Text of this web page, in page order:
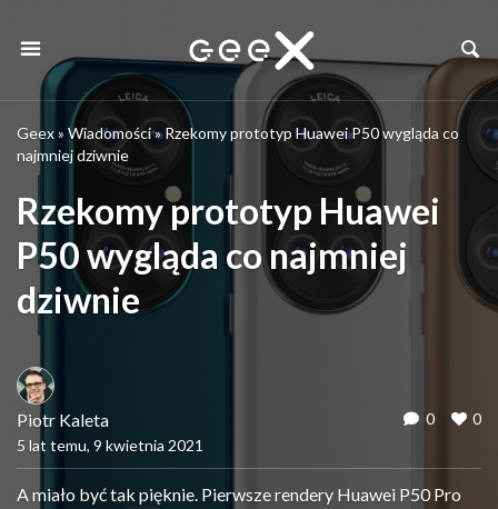
Geex» Wiadomości»Rzekomy prototyp Huawei P50 wygląda co
najmniej dziwnie
Rzekomy prototyp Huawei
P50 wygląda co najmniej
dziwnie
Piotr Kaleta
5 lat temu, 9 kwietnia 2021
0 0
A miało być tak pięknie. Pierwsze rendery Huawei P50 Pro